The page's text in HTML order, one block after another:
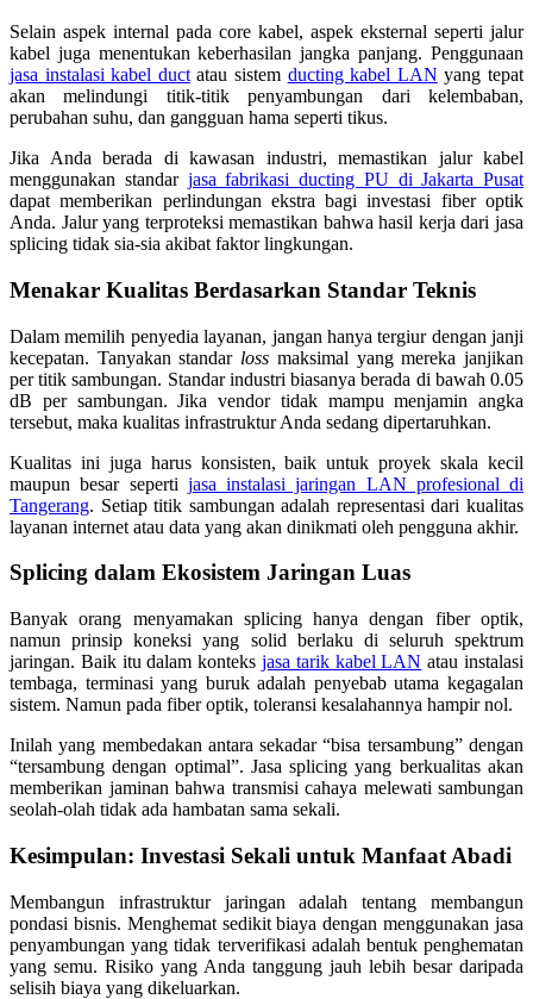
Selain aspek internal pada core kabel, aspek eksternal seperti jalur
kabel juga menentukan keberhasilan jangka panjang. Penggunaan
jasa instalasi kabel ductatau sistem ducting kabel LAN yang tepat
akan melindungi titik-titik penyambungan dari kelembaban,
perubahan suhu, dan gangguan hama seperti tikus.
Jika Anda berada di kawasan industri, memastikan jalur kabel
menggunakan standar jasa fabrikasi ducting PU di Jakarta Pusat
dapat memberikan perlindungan ekstra bagi investasi fiber optik
Anda. Jalur yang terproteksi memastikan bahwa hasil kerja dari jasa
splicing tidak sia-sia akibat faktor lingkungan.
Menakar Kualitas Berdasarkan Standar Teknis
Dalam memilih penyedia layanan, jangan hanya tergiur dengan janji
kecepatan. Tanyakan standar loss maksimal yang mereka janjikan
per titik sambungan. Standar industri biasanya berada di bawah 0.05
dB per sambungan. Jika vendor tidak mampu menjamin angka
tersebut, maka kualitas infrastruktur Anda sedang dipertaruhkan.
Kualitas ini juga harus konsisten, baik untuk proyek skala kecil
maupun besar seperti jasa instalasi jaringan LAN profesional di
Tangerang. Setiap titik sambungan adalah representasi dari kualitas
layanan internet atau data yang akan dinikmati oleh pengguna akhir.
Splicing dalam Ekosistem Jaringan Luas
Banyak orang menyamakan splicing hanya dengan fiber optik,
namun prinsip koneksi yang solid berlaku di seluruh spektrum
jaringan. Baik itu dalam konteks jasa tarik kabel LAN atau instalasi
tembaga, terminasi yang buruk adalah penyebab utama kegagalan
sistem. Namun pada fiber optik, toleransi kesalahannya hampir nol.
Inilah yang membedakan antara sekadar “bisa tersambung” dengan
“tersambung dengan optimal”. Jasa splicing yang berkualitas akan
memberikan jaminan bahwa transmisi cahaya melewati sambungan
seolah-olah tidak ada hambatan sama sekali.
Kesimpulan: Investasi Sekali untuk Manfaat Abadi
Membangun infrastruktur jaringan adalah tentang membangun
pondasi bisnis. Menghemat sedikit biaya dengan menggunakan jasa
penyambungan yang tidak terverifikasi adalah bentuk penghematan
yang semu. Risiko yang Anda tanggung jauh lebih besar daripada
selisih biaya yang dikeluarkan.